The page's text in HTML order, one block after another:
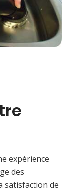
expérience
des
satisfaction de